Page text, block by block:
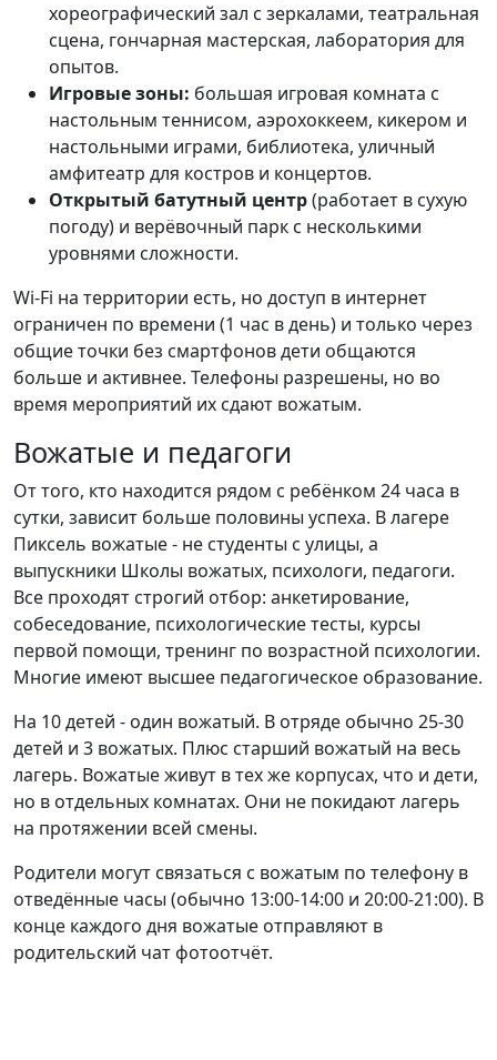
хореографический зал с зеркалами, театральная
сцена, гончарная мастерская, лаборатория для
опытов.
Игровые зоны: большая игровая комната с
настольным теннисом, аэрохоккеем, кикером и
настольными играми, библиотека, уличный
амфитеатр для костров и концертов.
Открытый батутный центр(работает в сухую
погоду) и верёвочный парк с несколькими
уровнями сложности.
Wi-Fi на территории есть, но доступ в интернет
ограничен по времени (1 час в день) и только через
общие точки без смартфонов дети общаются
больше и активнее. Телефоны разрешены, но во
время мероприятий их сдают вожатым.
Вожатые и педагоги
От того, кто находится рядом с ребёнком 24 часа в
сутки, зависит больше половины успеха. В лагере
Пиксель вожатые - не студенты с улицы, а
выпускники Школы вожатых, психологи, педагоги.
Все проходят строгий отбор: анкетирование,
собеседование, психологические тесты, курсы
первой помощи, тренинг по возрастной психологии.
Многие имеют высшее педагогическое образование.
На 10 детей - один вожатый. В отряде обычно 25-30
детей и 3 вожатых. Плюс старший вожатый на весь
лагерь. Вожатые живут в тех же корпусах, что и дети,
но в отдельных комнатах. Они не покидают лагерь
на протяжении всей смены.
Родители могут связаться с вожатым по телефону в
отведённые часы (обычно 13:00-14:00 и 20:00-21:00). В
конце каждого дня вожатые отправляют в
родительский чат фотоотчёт.